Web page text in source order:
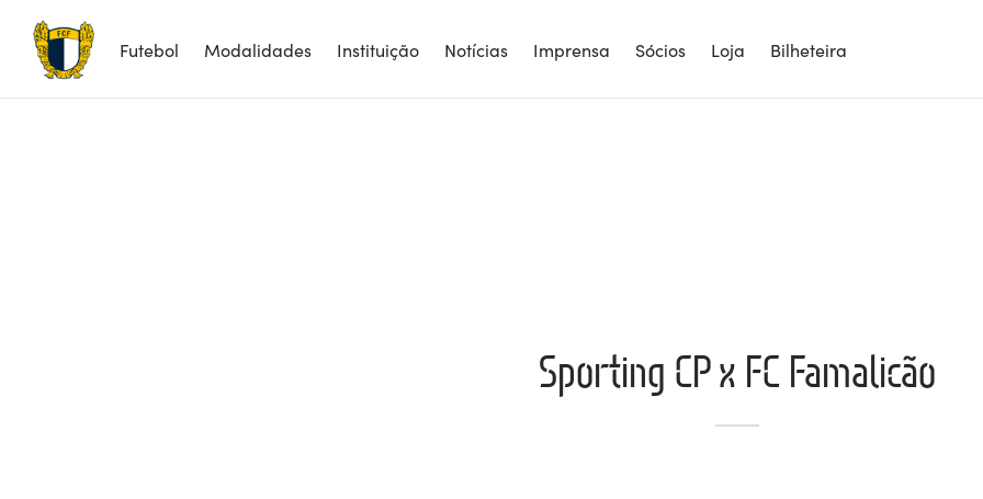
Futebol Modalidades Instituição Notícias Imprensa Sócios Loja Bilheteira
Sporting CP x FC Famalicão